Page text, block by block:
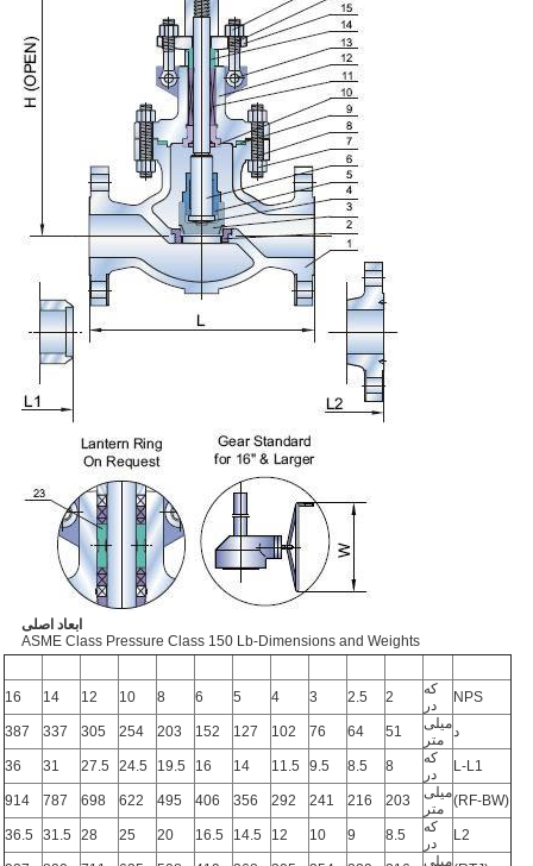
ابعاد اصلی
ASME Class Pressure Class 150 Lb-Dimensions and Weights
NPS
که
در
2
2.5
3
4
5
6
8
10
12
14
16
دمیلی
متر
51
64
76
102
127
152
203
254
305
337
387
L-L1
که
در
8
8.5
9.5
11.5
14
16
19.5
24.5
27.5
31
36
(RF-BW)
میلی
متر
203
216
241
292
356
406
495
622
698
787
914
L2
که
در
8.5
9
10
12
14.5
16.5
20
25
28
31.5
36.5
میلی